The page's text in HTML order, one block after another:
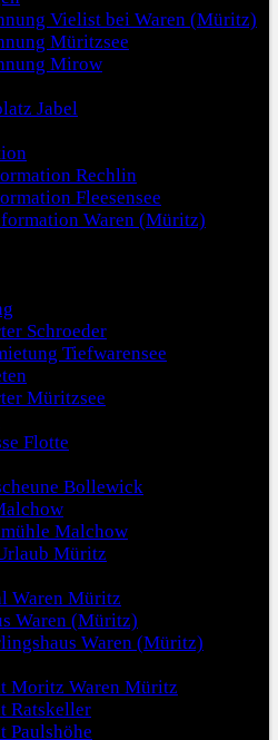
Vielist bei Waren (Müritz)
Müritzsee
Mirow
Jabel
Rechlin
Fleesensee
Waren (Müritz)
Schroeder
Tiefwarensee
Müritzsee
Flotte
Bollewick
Malchow
Müritz
Waren Müritz
Waren (Müritz)
Waren (Müritz)
Moritz Waren Müritz
Ratskeller
Paulshöhe